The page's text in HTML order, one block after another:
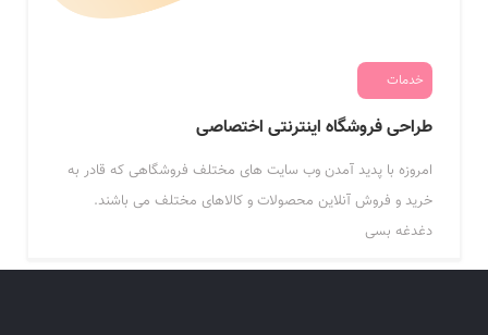
خدمات
طراحی فروشگاه اینترنتی اختصاصی
امروزه با پدید آمدن وب سایت های مختلف فروشگاهی که قادر به
خرید و فروش آنلاین محصولات و کالاهای مختلف می باشند.
دغدغه بسی